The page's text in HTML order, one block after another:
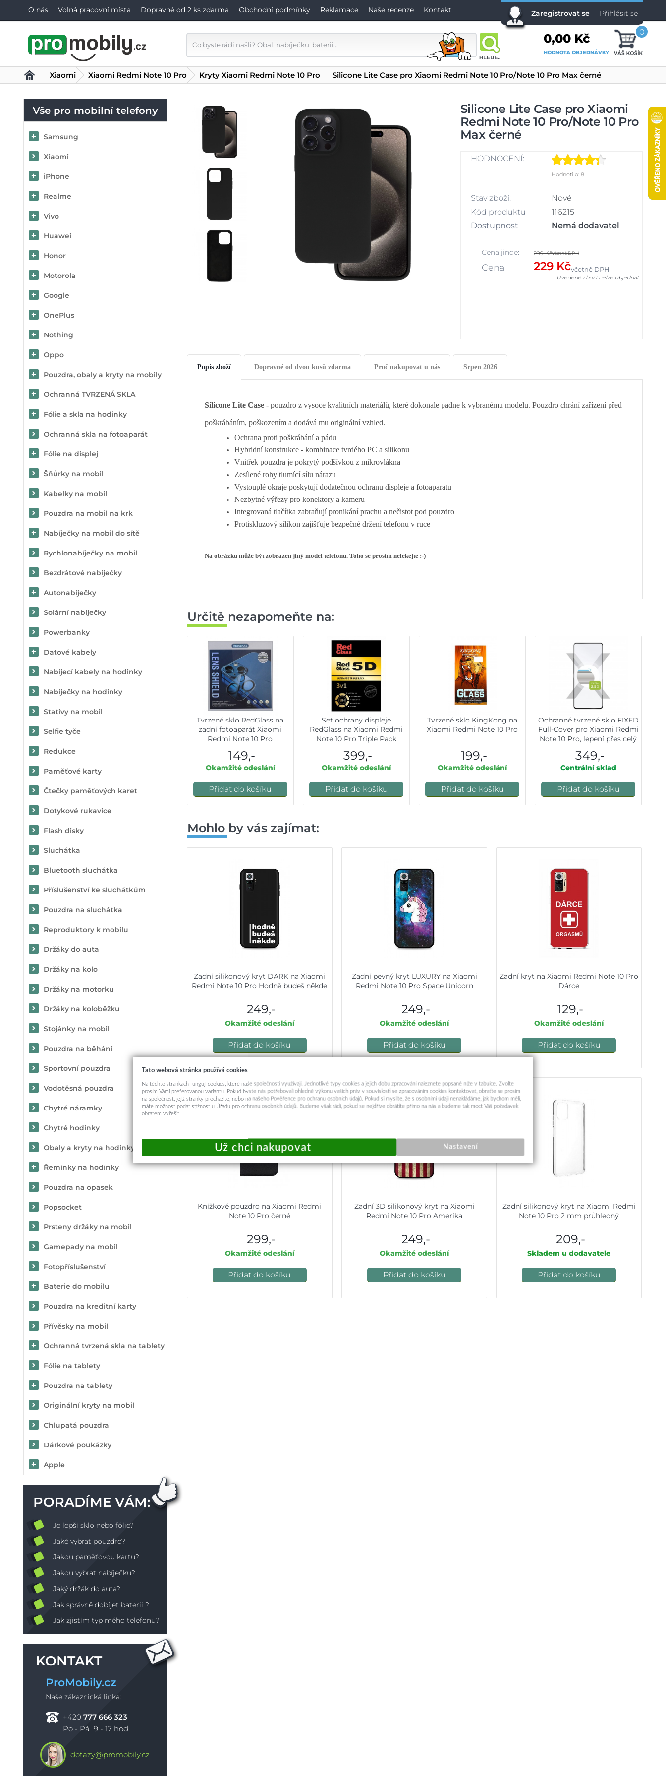
O nás Volná pracovní místa Dopravné od 2 ks zdarma Obchodní podmínky Reklamace Naše recenze Kontakt Zaregistrovat se Přihlásit se
0,00 Kč
HODNOTA OBJEDNÁVKY
0
Vše pro mobilní telefony
Samsung
Xiaomi
iPhone
Realme
Vivo
Huawei
Honor
Motorola
Google
OnePlus
Nothing
Oppo
Pouzdra, obaly a kryty na mobily
Ochranná TVRZENÁ SKLA
Fólie a skla na hodinky
Ochranná skla na fotoaparát
Fólie na displej
Šňůrky na mobil
Kabelky na mobil
Pouzdra na mobil na krk
Nabíječky na mobil do sítě
Rychlonabíječky na mobil
Bezdrátové nabíječky
Autonabíječky
Solární nabíječky
Powerbanky
Datové kabely
Nabíjecí kabely na hodinky
Nabíječky na hodinky
Stativy na mobil
Selfie tyče
Redukce
Paměťové karty
Čtečky paměťových karet
Dotykové rukavice
Flash disky
Sluchátka
Bluetooth sluchátka
Příslušenství ke sluchátkům
Pouzdra na sluchátka
Reproduktory k mobilu
Držáky do auta
Držáky na kolo
Držáky na motorku
Držáky na koloběžku
Stojánky na mobil
Pouzdra na běhání
Sportovní pouzdra
Vodotěsná pouzdra
Chytré náramky
Chytré hodinky
Obaly a kryty na hodinky
Řemínky na hodinky
Pouzdra na opasek
Popsocket
Prsteny držáky na mobil
Gamepady na mobil
Fotopříslušenství
Baterie do mobilu
Pouzdra na kreditní karty
Přívěsky na mobil
Ochranná tvrzená skla na tablety
Fólie na tablety
Pouzdra na tablety
Originální kryty na mobil
Chlupatá pouzdra
Dárkové poukázky
Apple
PORADÍME VÁM:
Je lepší sklo nebo fólie?
Jaké vybrat pouzdro?
Jakou paměťovou kartu?
Jakou vybrat nabíječku?
Jaký držák do auta?
Jak správně dobíjet baterii ?
Jak zjistím typ mého telefonu?
KONTAKT
ProMobily.cz
Naše zákaznická linka:
+420 777 666 323
Po - Pá 9 - 17 hod
dotazy@promobily.cz
Xiaomi Xiaomi Redmi Note 10 Pro Kryty Xiaomi Redmi Note 10 Pro Silicone Lite Case pro Xiaomi Redmi Note 10 Pro/Note 10 Pro Max černé
Silicone Lite Case pro Xiaomi
Redmi Note 10 Pro/Note 10 Pro
Max černé
HODNOCENÍ:
Hodnotilo: 8
Stav zboží:
Nové
Kód produktu
116215
Dostupnost
Nemá dodavatel
Cena jinde: 299 Kčvčetně DPH
Cena 229 Kčvčetně DPH
Uvedené zboží nelze objednat.
Popis zboží Dopravné od dvou kusů zdarma Proč nakupovat u nás Srpen 2026
Silicone Lite Case - pouzdro z vysoce kvalitních materiálů, které dokonale padne k vybranému modelu. Pouzdro chrání zařízení před
poškrábáním, poškozením a dodává mu originální vzhled.
Ochrana proti poškrábání a pádu
Hybridní konstrukce - kombinace tvrdého PC a silikonu
Vnitřek pouzdra je pokrytý podšívkou z mikrovlákna
Zesílené rohy tlumící sílu nárazu
Vystouplé okraje poskytují dodatečnou ochranu displeje a fotoaparátu
Nezbytné výřezy pro konektory a kameru
Integrovaná tlačítka zabraňují pronikání prachu a nečistot pod pouzdro
Protiskluzový silikon zajišťuje bezpečné držení telefonu v ruce
Na obrázku může být zobrazen jiný model telefonu. Toho se prosím nelekejte :-)
Určitě nezapomeňte na:
Tvrzené sklo RedGlass na
zadní fotoaparát Xiaomi
Redmi Note 10 Pro
149,-
Okamžité odeslání
Přidat do košíku
Set ochrany displeje
RedGlass na Xiaomi Redmi
Note 10 Pro Triple Pack
399,-
Okamžité odeslání
Přidat do košíku
Tvrzené sklo KingKong na
Xiaomi Redmi Note 10 Pro
199,-
Okamžité odeslání
Přidat do košíku
Ochranné tvrzené sklo FIXED
Full-Cover pro Xiaomi Redmi
Note 10 Pro, lepení přes celý
349,-
Centrální sklad
Přidat do košíku
Mohlo by vás zajímat:
Zadní silikonový kryt DARK na Xiaomi
Redmi Note 10 Pro Hodně budeš někde
249,-
Okamžité odeslání
Přidat do košíku
Zadní pevný kryt LUXURY na Xiaomi
Redmi Note 10 Pro Space Unicorn
249,-
Okamžité odeslání
Přidat do košíku
Zadní kryt na Xiaomi Redmi Note 10 Pro
Dárce
129,-
Okamžité odeslání
Přidat do košíku
Knížkové pouzdro na Xiaomi Redmi
Note 10 Pro černé
299,-
Okamžité odeslání
Přidat do košíku
Zadní 3D silikonový kryt na Xiaomi
Redmi Note 10 Pro Amerika
249,-
Okamžité odeslání
Přidat do košíku
Zadní silikonový kryt na Xiaomi Redmi
Note 10 Pro 2 mm průhledný
209,-
Skladem u dodavatele
Přidat do košíku
Tato webová stránka používá cookies
Na těchto stránkách fungují cookies, které naše společnosti využívají. Jednotlivé typy cookies a jejich dobu zpracování naleznete popsané níže v tabulce. Zvolte
prosím Vámi preferovanou variantu. Pokud byste nás potřebovali ohledně výkonu vašich práv v souvislosti se zpracováním cookies kontaktovat, obraťte se prosím
na společnost, jejíž stránky procházíte, nebo na našeho Pověřence pro ochranu osobních údajů. Pokud si myslíte, že s osobními údaji nenakládáme, jak bychom měli,
máte možnost podat stížnost u Úřadu pro ochranu osobních údajů. Budeme však rádi, pokud se nejdříve obrátíte přímo na nás a budeme tak moct Váš požadavek
obratem vyřešit.
Nastavení